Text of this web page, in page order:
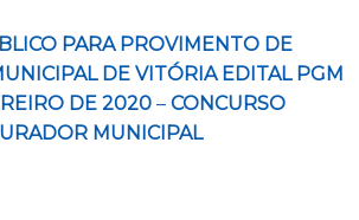
PARA PROVIMENTO DE
DE VITÓRIA EDITAL PGM
DE 2020– CONCURSO
MUNICIPAL